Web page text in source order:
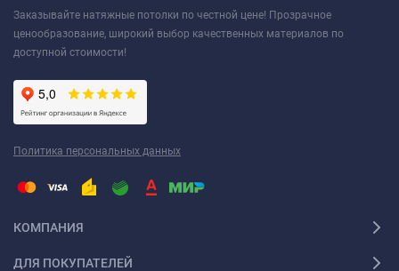
Заказывайте натяжные потолки по честной цене! Прозрачное
ценообразование, широкий выбор качественных материалов по
доступной стоимости!
Политика персональных данных
КОМПАНИЯ
ДЛЯ ПОКУПАТЕЛЕЙ